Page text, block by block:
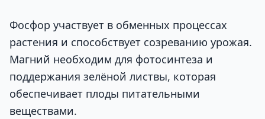
Фосфор участвует в обменных процессах
растения и способствует созреванию урожая.
Магний необходим для фотосинтеза и
поддержания зелёной листвы, которая
обеспечивает плоды питательными
веществами.